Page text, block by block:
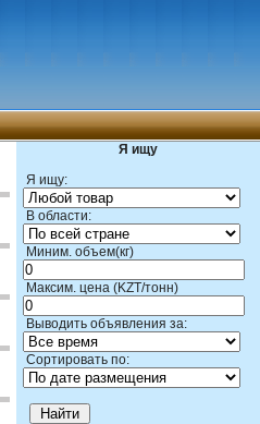
Я ищу
Я ищу:
В области:
Миним. объем(кг)
Максим. цена (KZT/тонн)
Выводить объявления за:
Сортировать по: